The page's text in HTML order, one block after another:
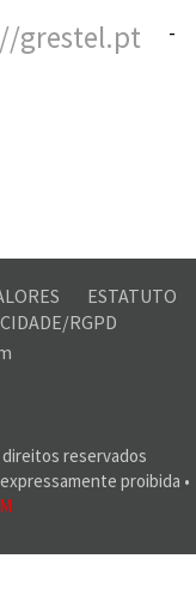
-
ESTATUTO
RGPD
direitos reservados
proibida •